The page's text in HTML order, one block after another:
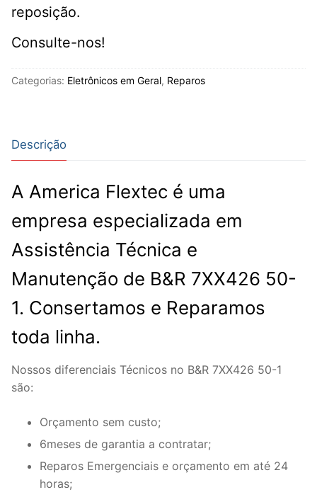
reposição.
Consulte-nos!
Categorias: Eletrônicos em Geral, Reparos
Descrição
A America Flextec é uma
empresa especializada em
Assistência Técnica e
Manutenção de B&R 7XX426 50-
1. Consertamos e Reparamos
toda linha.
Nossos diferenciais Técnicos no B&R 7XX426 50-1
são:
Orçamento sem custo;
6meses de garantia a contratar;
Reparos Emergenciais e orçamento em até 24
horas;